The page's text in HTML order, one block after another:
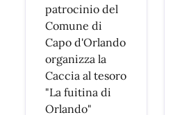
patrocinio del
Comune di
Capo d'Orlando
organizza la
Caccia al tesoro
"La fuitina di
Orlando"